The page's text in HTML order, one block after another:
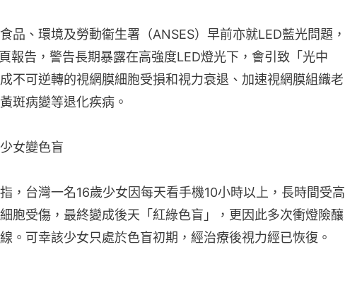
品、環境及勞動衞生署（ANSES）早前亦就LED藍光問題，
報告，警告長期暴露在高強度LED燈光下，會引致「光中
不可逆轉的視網膜細胞受損和視力衰退、加速視網膜組織老
斑病變等退化疾病。
女變色盲
，台灣一名16歲少女因每天看手機10小時以上，長時間受高
胞受傷，最終變成後天「紅綠色盲」，更因此多次衝燈險釀
。可幸該少女只處於色盲初期，經治療後視力經已恢復。